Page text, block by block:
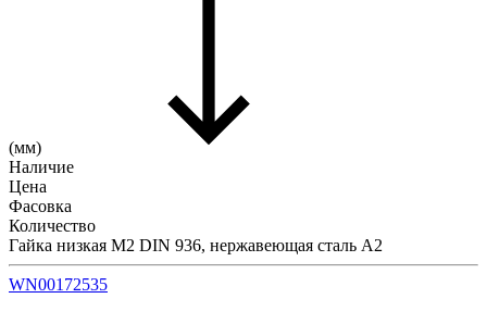
(мм)
Наличие
Цена
Фасовка
Количество
Гайка низкая М2 DIN 936, нержавеющая сталь А2
WN00172535